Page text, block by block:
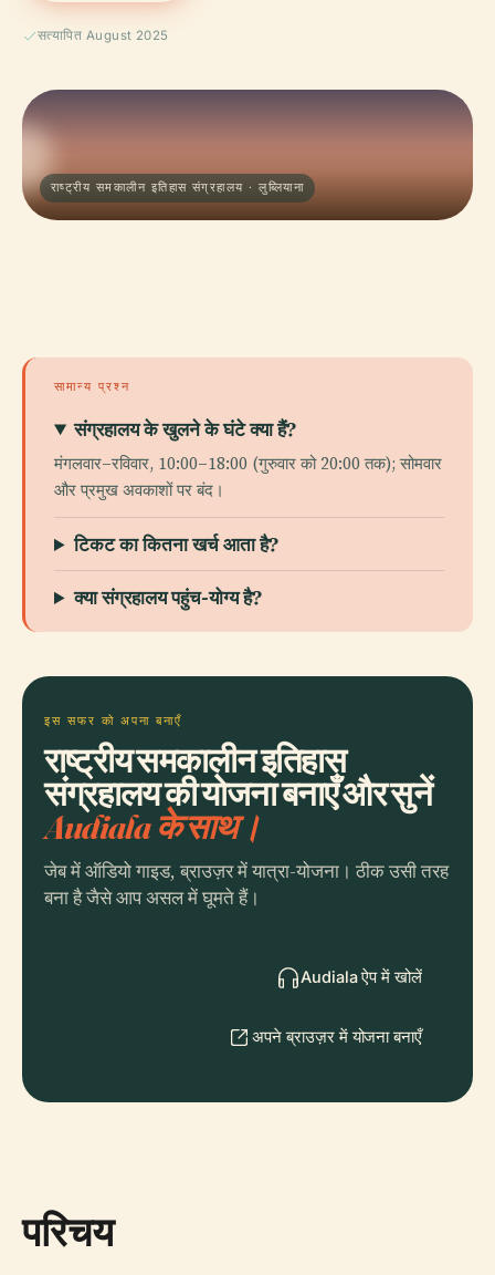
सत्यापित August 2025
राष्ट्रीय समकालीन इतिहास संग्रहालय · लुब्लियाना
सामान्य प्रश्न
संग्रहालय के खुलने के घंटे क्या हैं?
मंगलवार–रविवार, 10:00–18:00 (गुरुवार को 20:00 तक); सोमवार
और प्रमुख अवकाशों पर बंद।
टिकट का कितना खर्च आता है?
क्या संग्रहालय पहुंच-योग्य है?
इस सफर को अपना बनाएँ
राष्ट्रीय समकालीन इतिहास
संग्रहालय की योजना बनाएँ और सुनें
Audiala के साथ।
जेब में ऑडियो गाइड, ब्राउज़र में यात्रा-योजना। ठीक उसी तरह
बना है जैसे आप असल में घूमते हैं।
Audiala ऐप में खोलें
अपने ब्राउज़र में योजना बनाएँ
परिचय